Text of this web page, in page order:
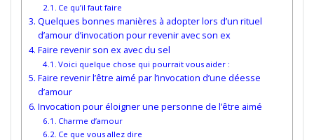
Ce qu’il faut faire
Quelques bonnes manières à adopter lors d’un rituel
d’amour d’invocation pour revenir avec son ex
Faire revenir son ex avec du sel
Voici quelque chose qui pourrait vous aider :
Faire revenir l’être aimé par l’invocation d’une déesse
d’amour
Invocation pour éloigner une personne de l’être aimé
Charme d’amour
Ce que vous allez dire